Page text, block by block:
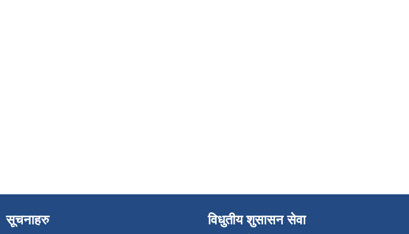
सूचनाहरु विधुतीय शुसासन सेवा